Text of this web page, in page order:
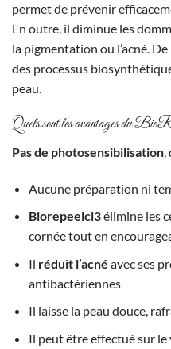
permet de prévenir
En outre, il diminue les
la pigmentation ou l’acné.
des processus
peau.
Quels sont les avantages du
Pas de photosensibilisation
Aucune préparation ni
Biorepeelcl3élimine les
cornée tout en
Il réduit l’acné avec ses
antibactériennes
Il laisse la peau douce,
Il peut être effectué sur le